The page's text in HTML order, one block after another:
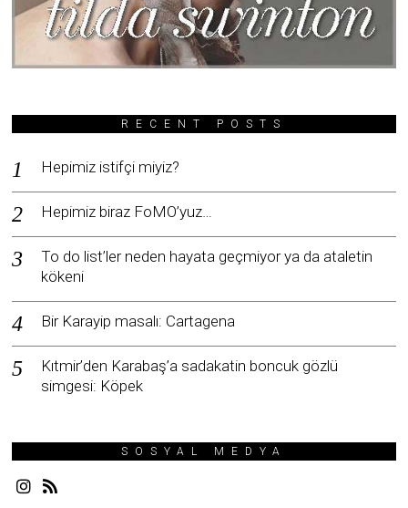
RECENT POSTS
Hepimiz istifçi miyiz?
Hepimiz biraz FoMO’yuz…
To do list’ler neden hayata geçmiyor ya da ataletin
kökeni
Bir Karayip masalı: Cartagena
Kıtmir’den Karabaş’a sadakatin boncuk gözlü
simgesi: Köpek
SOSYAL MEDYA